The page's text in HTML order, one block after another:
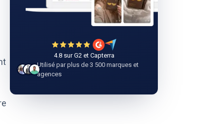
4.8 sur G2 et Capterra
Utilisé par plus de 3 500 marques et
agences